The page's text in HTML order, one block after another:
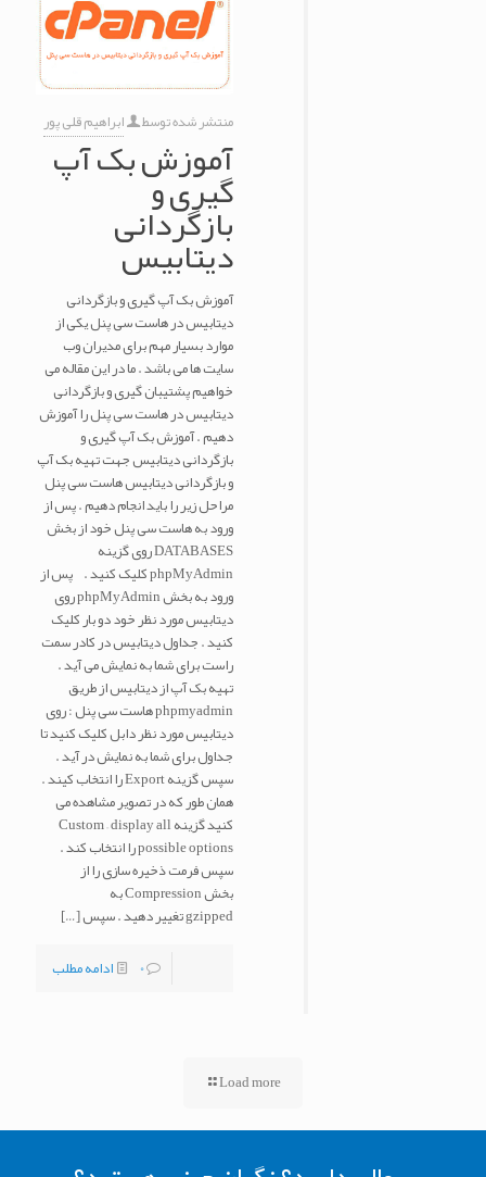
منتشر شده توسط ابراهیم قلی پور
آموزش بک آپ
گیری و
بازگردانی
دیتابیس
آموزش بک آپ گیری و بازگردانی
دیتابیس در هاست سی پنل یکی از
موارد بسیار مهم برای مدیران وب
سایت ها می باشد . ما در این مقاله می
خواهیم پشتیبان گیری و بازگردانی
دیتابیس در هاست سی پنل را آموزش
دهیم . آموزش بک آپ گیری و
بازگردانی دیتابیس جهت تهیه بک آپ
و بازگردانی دیتابیس هاست سی پنل
مراحل زیر را باید انجام دهیم . پس از
ورود به هاست سی پنل خود از بخش
DATABASES روی گزینه
phpMyAdmin کلیک کنید . پس از
ورود به بخش phpMyAdmin روی
دیتابیس مورد نظر خود دو بار کلیک
کنید . جداول دیتابیس در کادر سمت
راست برای شما به نمایش می آید .
تهیه بک آپ از دیتابیس از طریق
phpmyadmin هاست سی پنل : روی
دیتابیس مورد نظر دابل کلیک کنید تا
جداول برای شما به نمایش در آید .
سپس گزینه Export را انتخاب کیند .
همان طور که در تصویر مشاهده می
کنید گزینه Custom – display all
possible options را انتخاب کند .
سپس فرمت ذخیره سازی را از
بخش Compression به
gzipped تغییر دهید . سپس
[…]
0
ادامه مطلب
Load more